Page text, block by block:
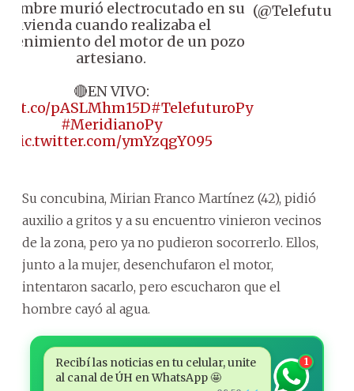
murió electrocutado en su
vivienda cuando realizaba el
del motor de un pozo
artesiano.
🔴EN VIVO:
t.co/pASLMhm15D#TelefuturoPy
#MeridianoPy
pic.twitter.com/ymYzqgY095
(@Telefuturo)
Su concubina, Mirian Franco Martínez (42), pidió
auxilio a gritos y a su encuentro vinieron vecinos
de la zona, pero ya no pudieron socorrerlo. Ellos,
junto a la mujer, desenchufaron el motor,
intentaron sacarlo, pero escucharon que el
hombre cayó al agua.
Recibí las noticias en tu celular, unite
al canal de ÚH en WhatsApp 🤩
1